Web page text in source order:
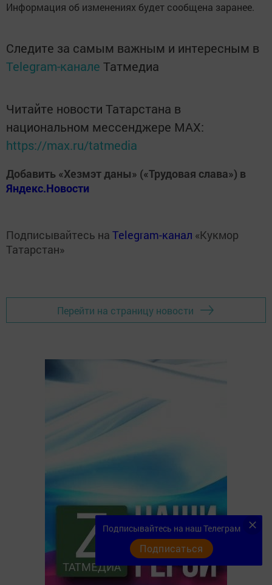
Информация об изменениях будет сообщена заранее.
Следите за самым важным и интересным в
Telegram-канале Татмедиа
Читайте новости Татарстана в
национальном мессенджере MАХ:
https://max.ru/tatmedia
Добавить «Хезмэт даны» («Трудовая слава») в
Яндекс.Новости
Подписывайтесь на Telegram-канал «Кукмор
Татарстан»
Перейти на страницу новости
Подписывайтесь на наш Телеграм
Подписаться